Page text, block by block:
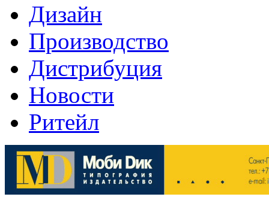
Дизайн
Производство
Дистрибуция
Новости
Ритейл